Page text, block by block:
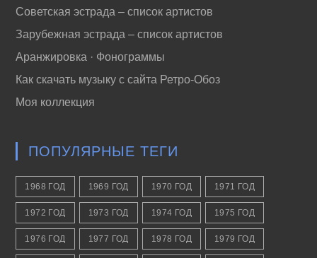
Советская эстрада – список артистов
Зарубежная эстрада – список артистов
Аранжировка · Фонограммы
Как скачать музыку с сайта Ретро-Обоз
Моя коллекция
ПОПУЛЯРНЫЕ ТЕГИ
1968 ГОД 1969 ГОД 1970 ГОД 1971 ГОД
1972 ГОД 1973 ГОД 1974 ГОД 1975 ГОД
1976 ГОД 1977 ГОД 1978 ГОД 1979 ГОД